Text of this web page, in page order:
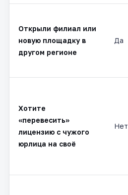
Открыли филиал или
новую площадку в
другом регионе
Да
Хотите
«перевесить»
лицензию с чужого
юрлица на своё
Нет